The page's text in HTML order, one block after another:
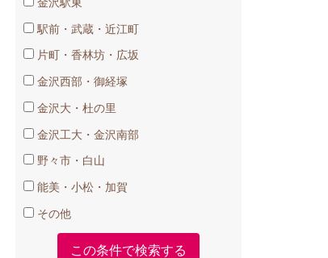
駅前・武蔵・近江町
片町・香林坊・広坂
金沢西部・御経塚
金沢大・杜の里
金沢工大・金沢南部
野々市・白山
能美・小松・加賀
その他